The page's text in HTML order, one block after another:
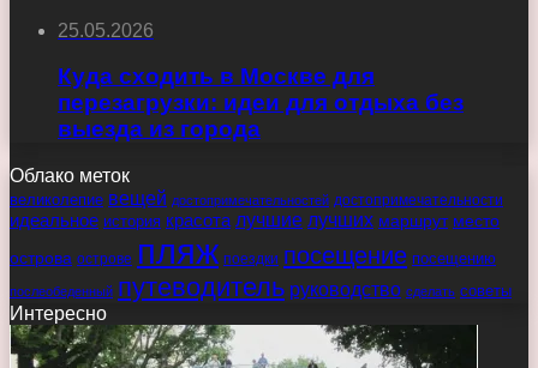
25.05.2026
Куда сходить в Москве для
перезагрузки: идеи для отдыха без
выезда из города
Облако меток
великолепие вещей достопримечательностей достопримечательности
идеальное история красота лучшие лучших маршрут место
острова острове пляж поездки посещение посещению
послеобеденный путеводитель руководство сделать советы
Интересно